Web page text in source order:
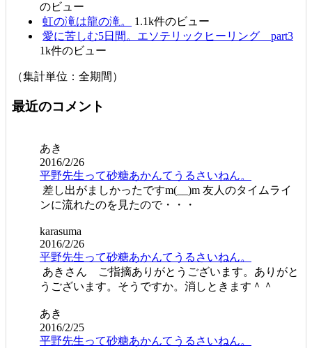
のビュー
虹の滝は龍の滝。
1.1k件のビュー
愛に苦しむ5日間。エソテリックヒーリング part3
1k件のビュー
（集計単位：全期間）
最近のコメント
あき
2016/2/26
平野先生って砂糖あかんてうるさいねん。
差し出がましかったですm(__)m 友人のタイムライ
ンに流れたのを見たので・・・
karasuma
2016/2/26
平野先生って砂糖あかんてうるさいねん。
あきさん ご指摘ありがとうございます。ありがと
うございます。そうですか。消しときます＾＾
あき
2016/2/25
平野先生って砂糖あかんてうるさいねん。